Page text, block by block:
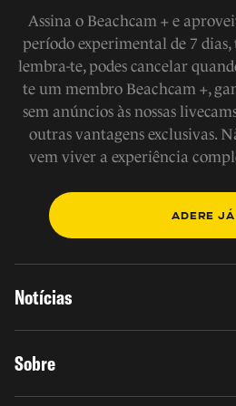
Assina o Beachcam + e
período experimental de 7
lembra-te, podes cancelar
te um membro Beachcam +,
sem anúncios às nossas
outras vantagens exclusivas.
vem viver a experiência
ADERE JÁ
Notícias
Sobre